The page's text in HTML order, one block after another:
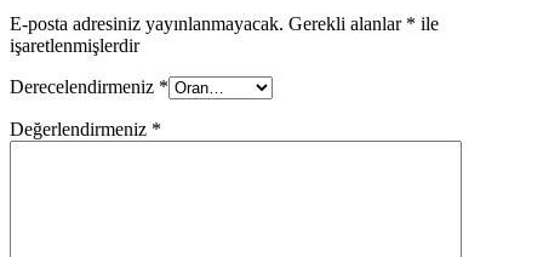
E-posta adresiniz yayınlanmayacak. Gerekli alanlar * ile
işaretlenmişlerdir
Derecelendirmeniz *
Değerlendirmeniz *